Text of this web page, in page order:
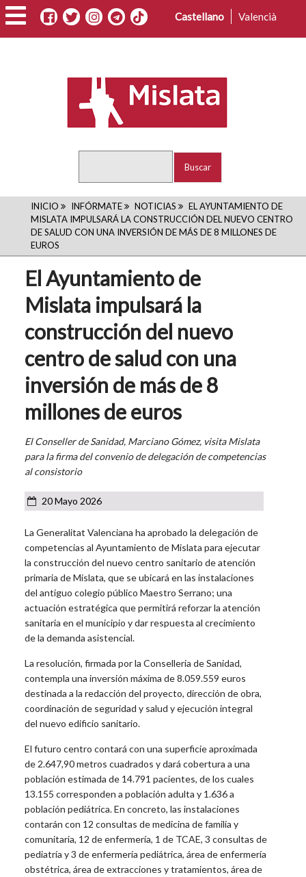
Pasar
al
contenido
Castellano Valencià
RUTA
DE
NAVEGACIÓN
INICIO INFÓRMATE NOTICIAS
EL AYUNTAMIENTO DE
MISLATA IMPULSARÁ LA CONSTRUCCIÓN DEL NUEVO CENTRO
DE SALUD CON UNA INVERSIÓN DE MÁS DE 8 MILLONES DE
EUROS
El Ayuntamiento de
Mislata impulsará la
construcción del nuevo
centro de salud con una
inversión de más de 8
millones de euros
El Conseller de Sanidad, Marciano Gómez, visita Mislata
para la firma del convenio de delegación de competencias
al consistorio
20 Mayo 2026
La Generalitat Valenciana ha aprobado la delegación de
competencias al Ayuntamiento de Mislata para ejecutar
la construcción del nuevo centro sanitario de atención
primaria de Mislata, que se ubicará en las instalaciones
del antiguo colegio público Maestro Serrano; una
actuación estratégica que permitirá reforzar la atención
sanitaria en el municipio y dar respuesta al crecimiento
de la demanda asistencial.
La resolución, firmada por la Conselleria de Sanidad,
contempla una inversión máxima de 8.059.559 euros
destinada a la redacción del proyecto, dirección de obra,
coordinación de seguridad y salud y ejecución integral
del nuevo edificio sanitario.
El futuro centro contará con una superficie aproximada
de 2.647,90 metros cuadrados y dará cobertura a una
población estimada de 14.791 pacientes, de los cuales
13.155 corresponden a población adulta y 1.636 a
población pediátrica. En concreto, las instalaciones
contarán con 12 consultas de medicina de familia y
comunitaria, 12 de enfermería, 1 de TCAE, 3 consultas de
pediatría y 3 de enfermería pediátrica, área de enfermería
obstétrica, área de extracciones y tratamientos, área de